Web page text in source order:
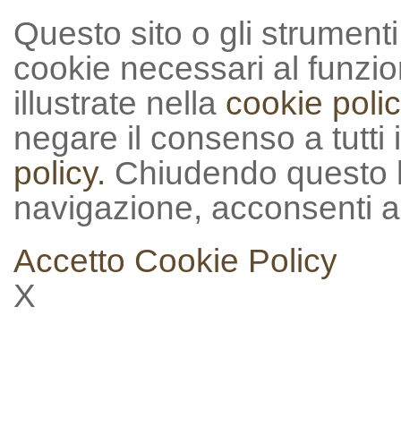
Questo sito o gli
cookie necessari al
illustrate nella cookie
negare il consenso a
policy. Chiudendo
navigazione, acconsenti
Accetto Cookie Policy
X